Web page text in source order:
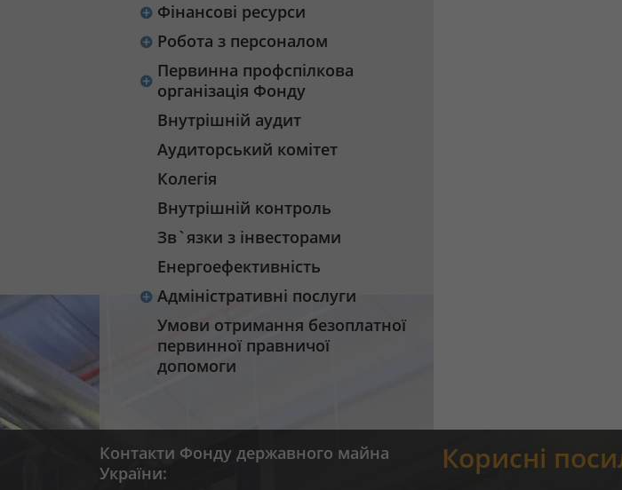
Фінансові ресурси
Робота з персоналом
Первинна профспілкова
організація Фонду
Внутрішній аудит
Аудиторський комітет
Колегія
Внутрішній контроль
Зв`язки з інвесторами
Енергоефективність
Адміністративні послуги
Умови отримання безоплатної
первинної правничої
допомоги
Контакти Фонду державного майна
України:
Корисні